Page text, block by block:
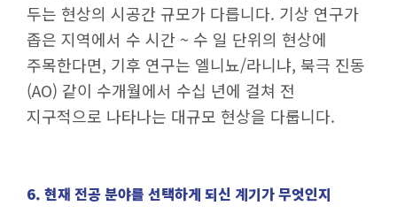
두는 현상의 시공간 규모가 다릅니다. 기상 연구가
좁은 지역에서 수 시간 ~ 수 일 단위의 현상에
주목한다면, 기후 연구는 엘니뇨/라니냐, 북극 진동
(AO) 같이 수개월에서 수십 년에 걸쳐 전
지구적으로 나타나는 대규모 현상을 다룹니다.
6. 현재 전공 분야를 선택하게 되신 계기가 무엇인지